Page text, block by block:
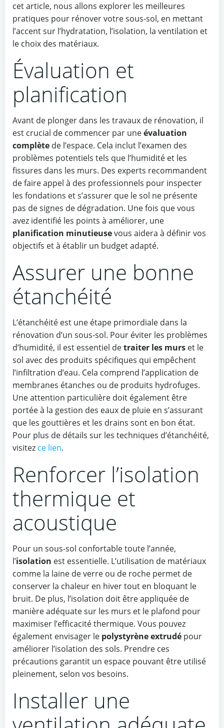
cet article, nous allons explorer les meilleures
pratiques pour rénover votre sous-sol, en mettant
l’accent sur l’hydratation, l’isolation, la ventilation et
le choix des matériaux.
Évaluation et
planification
Avant de plonger dans les travaux de rénovation, il
est crucial de commencer par uneévaluation
complète de l’espace. Cela inclut l’examen des
problèmes potentiels tels que l’humidité et les
fissures dans les murs. Des experts recommandent
de faire appel à des professionnels pour inspecter
les fondations et s’assurer que le sol ne présente
pas de signes de dégradation. Une fois que vous
avez identifié les points à améliorer, une
planification minutieusevous aidera à définir vos
objectifs et à établir un budget adapté.
Assurer une bonne
étanchéité
L’étanchéité est une étape primordiale dans la
rénovation d’un sous-sol. Pour éviter les problèmes
d’humidité, il est essentiel detraiter les murs et le
sol avec des produits spécifiques qui empêchent
l’infiltration d’eau. Cela comprend l’application de
membranes étanches ou de produits hydrofuges.
Une attention particulière doit également être
portée à la gestion des eaux de pluie en s’assurant
que les gouttières et les drains sont en bon état.
Pour plus de détails sur les techniques d’étanchéité,
visitez ce lien.
Renforcer l’isolation
thermique et
acoustique
Pour un sous-sol confortable toute l’année,
l’isolation est essentielle. L’utilisation de matériaux
comme la laine de verre ou de roche permet de
conserver la chaleur en hiver tout en bloquant le
bruit. De plus, l’isolation doit être appliquée de
manière adéquate sur les murs et le plafond pour
maximiser l’efficacité thermique. Vous pouvez
également envisager le polystyrène extrudé pour
améliorer l’isolation des sols. Prendre ces
précautions garantit un espace pouvant être utilisé
pleinement, selon vos besoins.
Installer une